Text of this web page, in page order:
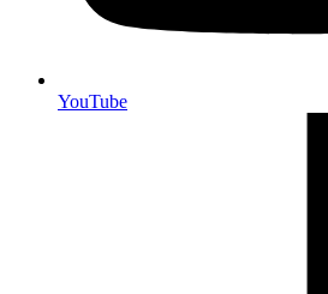
YouTube